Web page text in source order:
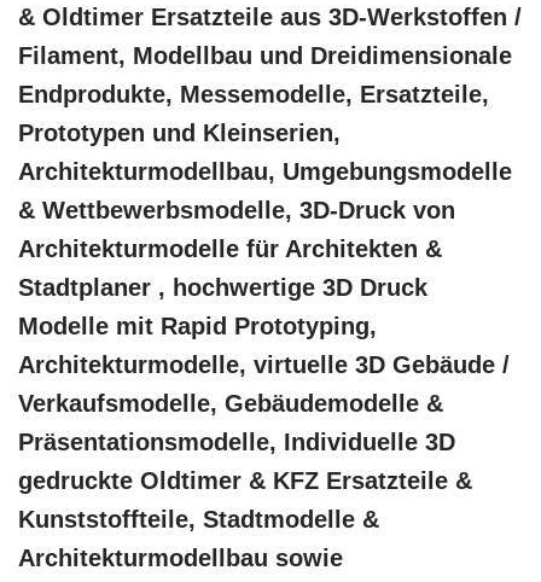
& Oldtimer Ersatzteile aus 3D-Werkstoffen /
Filament, Modellbau und Dreidimensionale
Endprodukte, Messemodelle, Ersatzteile,
Prototypen und Kleinserien,
Architekturmodellbau, Umgebungsmodelle
& Wettbewerbsmodelle, 3D-Druck von
Architekturmodelle für Architekten &
Stadtplaner , hochwertige 3D Druck
Modelle mit Rapid Prototyping,
Architekturmodelle, virtuelle 3D Gebäude /
Verkaufsmodelle, Gebäudemodelle &
Präsentationsmodelle, Individuelle 3D
gedruckte Oldtimer & KFZ Ersatzteile &
Kunststoffteile, Stadtmodelle &
Architekturmodellbau sowie